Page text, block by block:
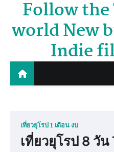
content
Follow
world New
Indie
เที่ยวยุโรป 1 เดือน งบ
เที่ยวยุโรป 8 วั